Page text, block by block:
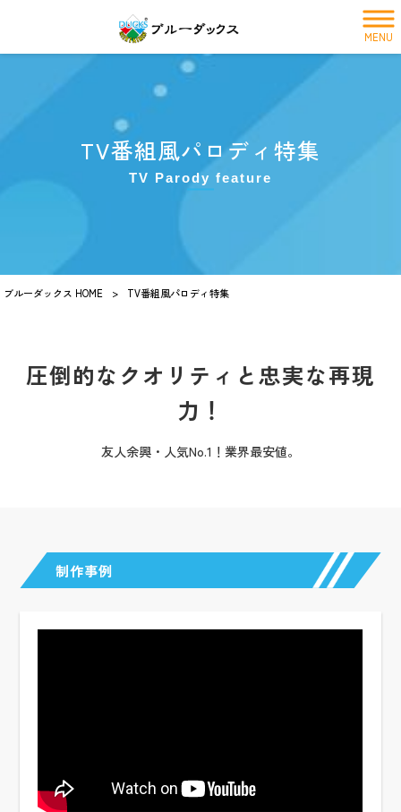
MENU
TV番組風パロディ特集
TV Parody feature
ブルーダックス HOME > TV番組風パロディ特集
圧倒的なクオリティと忠実な再現
力！
友人余興・人気No.1！業界最安値。
制作事例